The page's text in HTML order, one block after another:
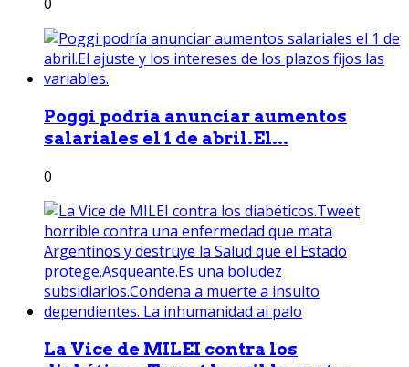
Poggi podría anunciar aumentos
salariales el 1 de abril.El...
0
La Vice de MILEI contra los